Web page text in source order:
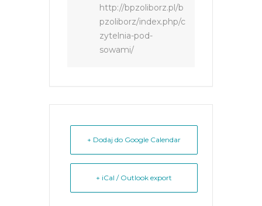
http://bpzoliborz.pl/b
pzoliborz/index.php/c
zytelnia-pod-
sowami/
+ Dodaj do Google Calendar
+ iCal / Outlook export